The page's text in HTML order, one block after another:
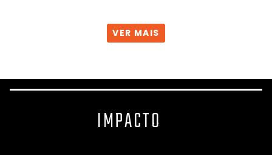
VER MAIS
IMPACTO